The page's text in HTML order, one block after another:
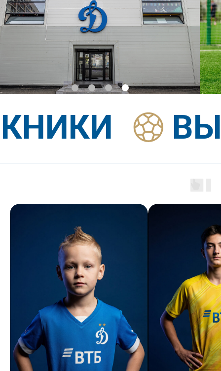
3
Тренировки
60
Минут каждая
тренировка
• антропометрические данные
• спортивные показатели
• результаты игр в турнирах
ЗАПИСАТЬСЯ НА ПРОСМОТР
75
Минут каждая
тренировка
3
Тренировки
в неделю
Программа для игроков,
которая направлена на
разносторонние развитие
футболистов - техника,
тактика и физическое
воспитание
Приоритетное участие
в турнирах и сборах
2016/17/18